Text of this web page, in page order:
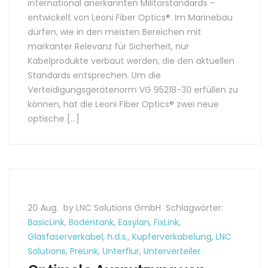
international anerkannten Militärstandards –
entwickelt von Leoni Fiber Optics®. Im Marinebau
dürfen, wie in den meisten Bereichen mit
markanter Relevanz für Sicherheit, nur
Kabelprodukte verbaut werden, die den aktuellen
Standards entsprechen. Um die
Verteidigungsgerätenorm VG 95218-30 erfüllen zu
können, hat die Leoni Fiber Optics® zwei neue
optische […]
20 Aug. by LNC Solutions GmbH Schlagwörter:
BasicLink, Bodentank, Easylan, FixLink,
Glasfaserverkabel, h.d.s., Kupferverkabelung, LNC
Solutions, PreLink, Unterflur, Unterverteiler